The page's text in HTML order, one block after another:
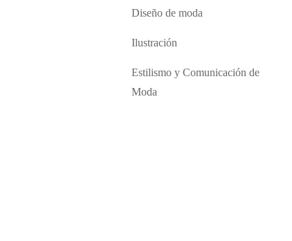
Diseño de moda
Ilustración
Estilismo y Comunicación de
Moda